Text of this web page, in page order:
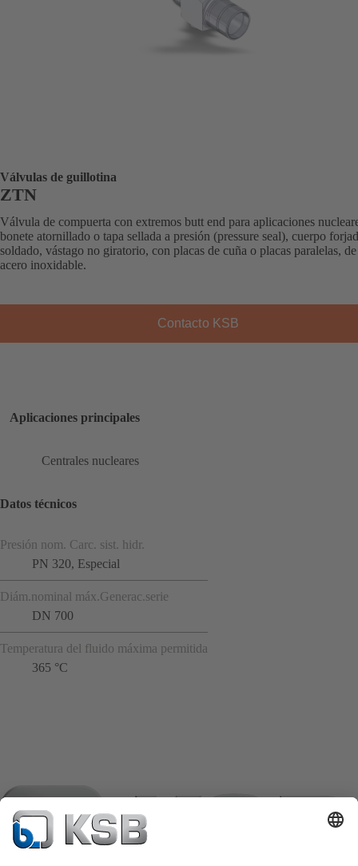
Válvulas de guillotina
ZTN
Válvula de compuerta con extremos butt end para aplicaciones
bonete atornillado o tapa sellada a presión (pressure seal), cuerpo
soldado, vástago no giratorio, con placas de cuña o placas paralelas,
acero inoxidable.
Contacto KSB
Aplicaciones principales
Centrales nucleares
Datos técnicos
Presión nom. Carc. sist. hidr.
PN 320, Especial
Diám.nominal máx.Generac.serie
DN 700
Temperatura del fluido máxima permitida
365 °C